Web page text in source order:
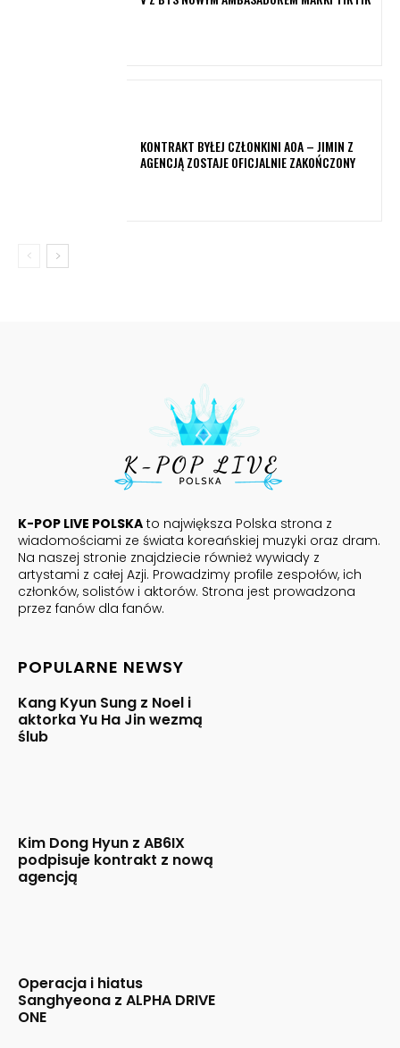
KONTRAKT BYŁEJ CZŁONKINI AOA – JIMIN Z
AGENCJĄ ZOSTAJE OFICJALNIE ZAKOŃCZONY
K-POP LIVE POLSKA to największa Polska strona z
wiadomościami ze świata koreańskiej muzyki oraz dram.
Na naszej stronie znajdziecie również wywiady z
artystami z całej Azji. Prowadzimy profile zespołów, ich
członków, solistów i aktorów. Strona jest prowadzona
przez fanów dla fanów.
POPULARNE NEWSY
Kang Kyun Sung z Noel i
aktorka Yu Ha Jin wezmą
ślub
Kim Dong Hyun z AB6IX
podpisuje kontrakt z nową
agencją
Operacja i hiatus
Sanghyeona z ALPHA DRIVE
ONE